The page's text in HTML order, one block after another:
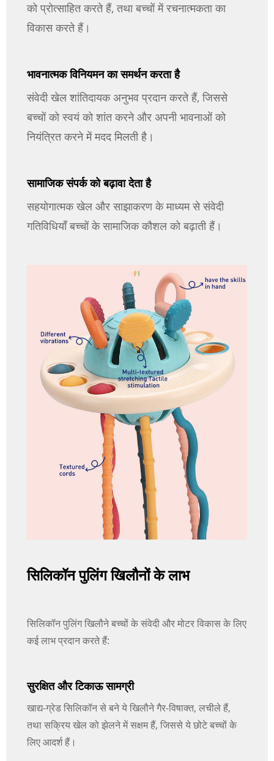
को प्रोत्साहित करते हैं, तथा बच्चों में रचनात्मकता का
विकास करते हैं।
भावनात्मक विनियमन का समर्थन करता है
संवेदी खेल शांतिदायक अनुभव प्रदान करते हैं, जिससे
बच्चों को स्वयं को शांत करने और अपनी भावनाओं को
नियंत्रित करने में मदद मिलती है।
सामाजिक संपर्क को बढ़ावा देता है
सहयोगात्मक खेल और साझाकरण के माध्यम से संवेदी
गतिविधियाँ बच्चों के सामाजिक कौशल को बढ़ाती हैं।
सिलिकॉन पुलिंग खिलौनों के लाभ
सिलिकॉन पुलिंग खिलौने बच्चों के संवेदी और मोटर विकास के लिए
कई लाभ प्रदान करते हैं:
सुरक्षित और टिकाऊ सामग्री
खाद्य-ग्रेड सिलिकॉन से बने ये खिलौने गैर-विषाक्त, लचीले हैं,
तथा सक्रिय खेल को झेलने में सक्षम हैं, जिससे ये छोटे बच्चों के
लिए आदर्श हैं।